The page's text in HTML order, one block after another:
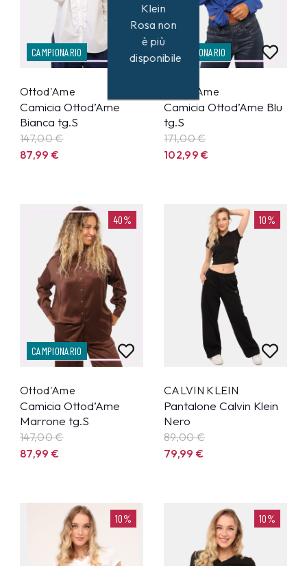
CAMPIONARIO
Ottod'Ame
Camicia Ottod’Ame
Bianca tg.S
147,00 €
87,99€
CAMPIONARIO
Ottod'Ame
Camicia Ottod’Ame Blu
tg.S
171,00 €
102,99€
40%
CAMPIONARIO
Ottod'Ame
Camicia Ottod’Ame
Marrone tg.S
147,00 €
87,99€
10%
CALVIN KLEIN
Pantalone Calvin Klein
Nero
89,00 €
79,99€
10% 10%
Klein
Rosa non
è più
disponibile